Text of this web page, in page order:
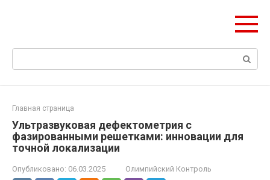
Поиск:
Главная страница
Ультразвуковая дефектометрия с
фазированными решетками: инновации для
точной локализации
Опубликовано: 06.03.2025 Олимпийский Контроль